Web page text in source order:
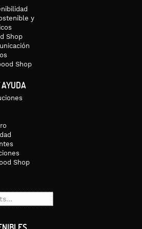
y
Shop
Shop
Shop